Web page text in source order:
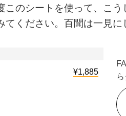
このシートを使って、こ
てください。百聞は一見に
¥1,885